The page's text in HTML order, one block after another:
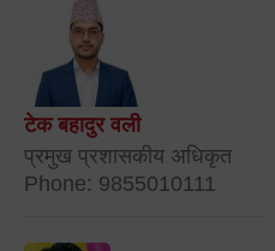
टेक बहादुर वली
प्रमुख प्रशासकीय अधिकृत
Phone: 9855010111